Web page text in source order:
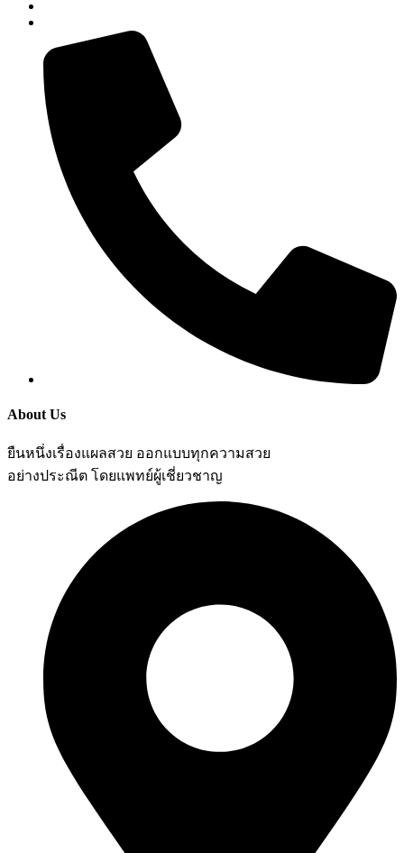
About Us
ยืนหนึ่งเรื่องแผลสวย ออกแบบทุกความสวย
อย่างประณีต โดยแพทย์ผู้เชี่ยวชาญ